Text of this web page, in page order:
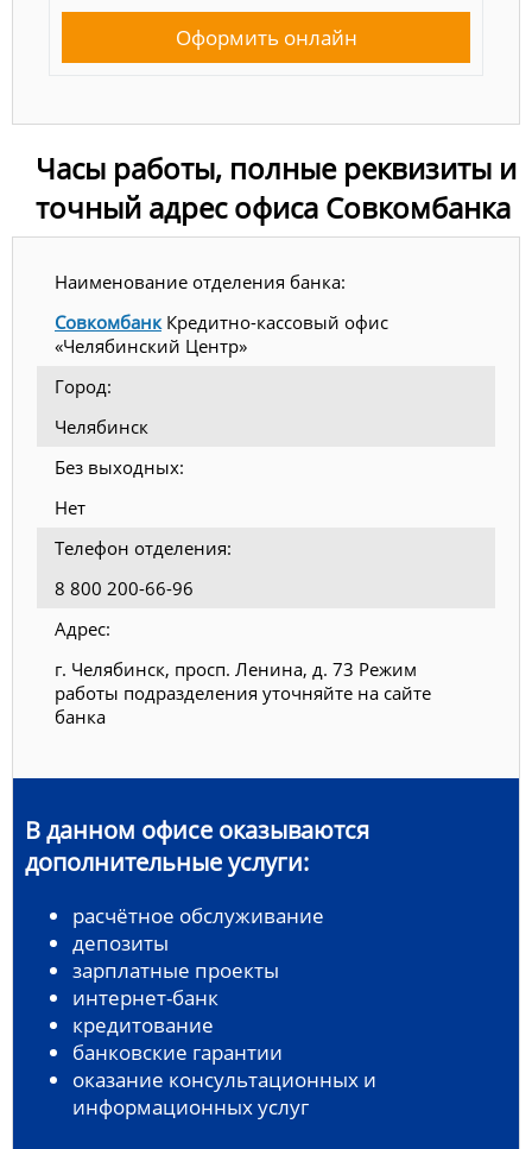
Оформить онлайн
Часы работы, полные реквизиты и
точный адрес офиса Совкомбанка
Наименование отделения банка:
СовкомбанкКредитно-кассовый офис
«Челябинский Центр»
Город:
Челябинск
Без выходных:
Нет
Телефон отделения:
8 800 200-66-96
Адрес:
г. Челябинск, просп. Ленина, д. 73 Режим
работы подразделения уточняйте на сайте
банка
В данном офисе оказываются
дополнительные услуги:
расчётное обслуживание
депозиты
зарплатные проекты
интернет-банк
кредитование
банковские гарантии
оказание консультационных и
информационных услуг